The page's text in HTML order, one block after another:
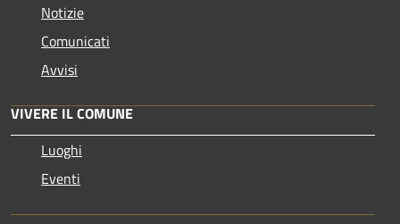
Notizie
Comunicati
Avvisi
VIVERE IL COMUNE
Luoghi
Eventi